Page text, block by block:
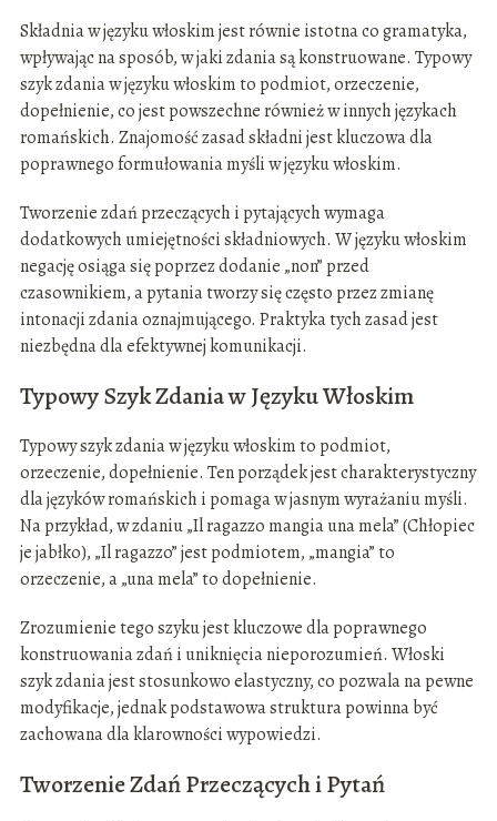
Składnia w języku włoskim jest równie istotna co gramatyka,
wpływając na sposób, w jaki zdania są konstruowane. Typowy
szyk zdania w języku włoskim to podmiot, orzeczenie,
dopełnienie, co jest powszechne również w innych językach
romańskich. Znajomość zasad składni jest kluczowa dla
poprawnego formułowania myśli w języku włoskim.
Tworzenie zdań przeczących i pytających wymaga
dodatkowych umiejętności składniowych. W języku włoskim
negację osiąga się poprzez dodanie „non” przed
czasownikiem, a pytania tworzy się często przez zmianę
intonacji zdania oznajmującego. Praktyka tych zasad jest
niezbędna dla efektywnej komunikacji.
Typowy Szyk Zdania w Języku Włoskim
Typowy szyk zdania w języku włoskim to podmiot,
orzeczenie, dopełnienie. Ten porządek jest charakterystyczny
dla języków romańskich i pomaga w jasnym wyrażaniu myśli.
Na przykład, w zdaniu „Il ragazzo mangia una mela” (Chłopiec
je jabłko), „Il ragazzo” jest podmiotem, „mangia” to
orzeczenie, a „una mela” to dopełnienie.
Zrozumienie tego szyku jest kluczowe dla poprawnego
konstruowania zdań i uniknięcia nieporozumień. Włoski
szyk zdania jest stosunkowo elastyczny, co pozwala na pewne
modyfikacje, jednak podstawowa struktura powinna być
zachowana dla klarowności wypowiedzi.
Tworzenie Zdań Przeczących i Pytań